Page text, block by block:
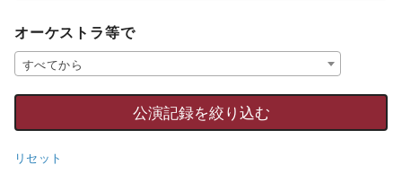
オーケストラ等で
すべてから
リセット